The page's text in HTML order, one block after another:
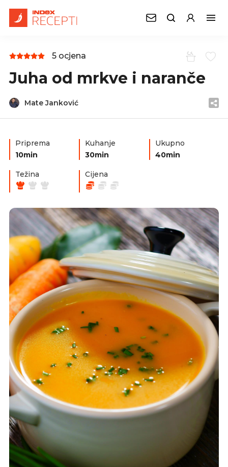
5 ocjena
Juha od mrkve i naranče
Mate Janković
Priprema
10min
Kuhanje
30min
Ukupno
40min
Težina Cijena